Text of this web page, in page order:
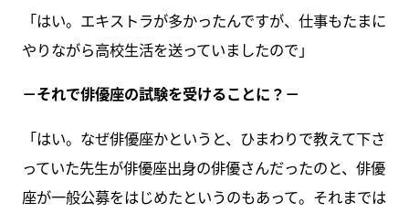
「はい。エキストラが多かったんですが、仕事もたまに
やりながら高校生活を送っていましたので」
－それで俳優座の試験を受けることに？－
「はい。なぜ俳優座かというと、ひまわりで教えて下さ
っていた先生が俳優座出身の俳優さんだったのと、俳優
座が一般公募をはじめたというのもあって。それまでは